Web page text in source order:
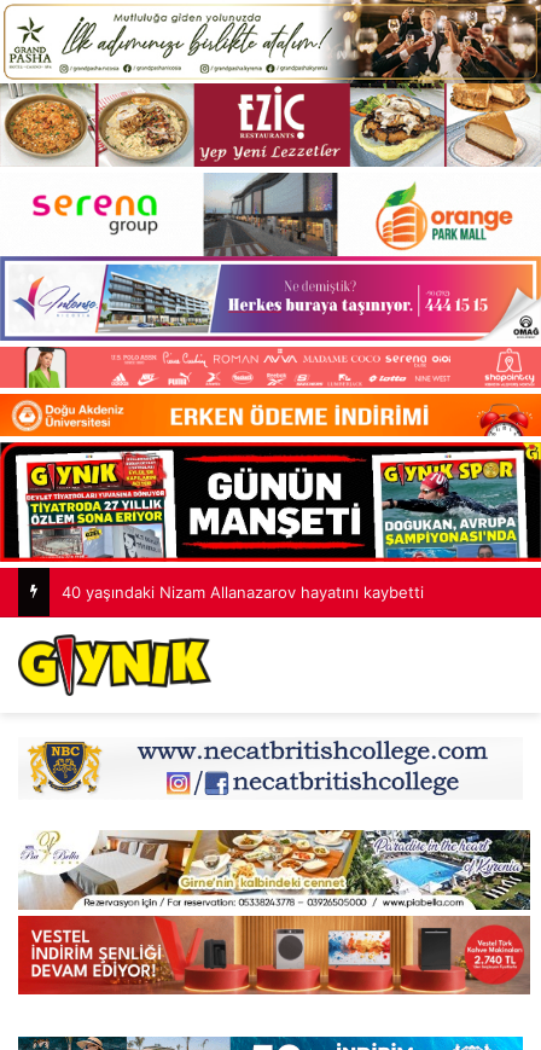
40 yaşındaki Nizam Allanazarov hayatını kaybetti